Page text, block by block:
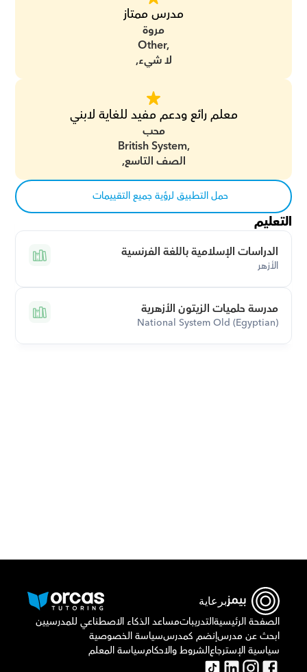
مدرس ممتاز
مروة
لا شيء,
Other,
معلم رائع ودعم مفيد للغاية لابني
محب
الصف التاسع,
British System,
حمل التطبيق لرؤية جميع التقييمات
التعليم
الدراسات الإسلامية باللغة الفرنسية
الأزهر
مدرسة حلميات الزيتون الأزهرية
National System Old (Egyptian)
برعاية
الصفحة الرئيسيةالتدريباتمساعد الذكاء الاصطناعي للمدرسيين
ابحث عن مدرسإنضم كمدرسسياسة الخصوصية
سياسية الإسترجاعالشروط والاحكامسياسة المعلم